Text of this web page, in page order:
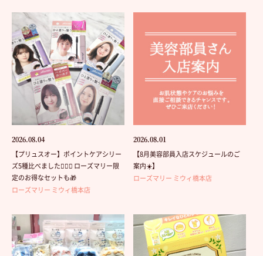
2026.08.04
【プリュスオー】ポイントケアシリー
ズ5種比べました💁🏻‍♀️ ローズマリー限
定のお得なセットも🎁
ローズマリー ミウィ橋本店
2026.08.01
【8月美容部員入店スケジュールのご
案内☀️】
ローズマリー ミウィ橋本店